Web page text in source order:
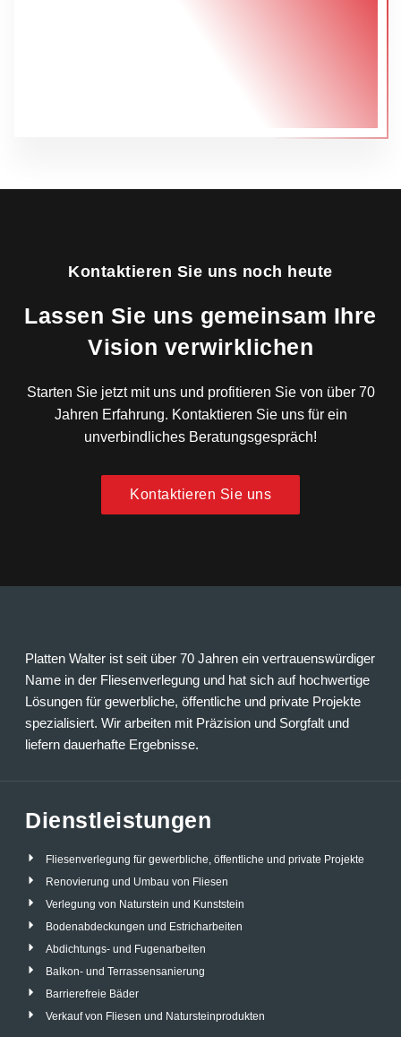
Kontaktieren Sie uns noch heute
Lassen Sie uns gemeinsam Ihre
Vision verwirklichen
Starten Sie jetzt mit uns und profitieren Sie von über 70
Jahren Erfahrung. Kontaktieren Sie uns für ein
unverbindliches Beratungsgespräch!
Kontaktieren Sie uns
Platten Walter ist seit über 70 Jahren ein vertrauenswürdiger
Name in der Fliesenverlegung und hat sich auf hochwertige
Lösungen für gewerbliche, öffentliche und private Projekte
spezialisiert. Wir arbeiten mit Präzision und Sorgfalt und
liefern dauerhafte Ergebnisse.
Dienstleistungen
Fliesenverlegung für gewerbliche, öffentliche und private Projekte
Renovierung und Umbau von Fliesen
Verlegung von Naturstein und Kunststein
Bodenabdeckungen und Estricharbeiten
Abdichtungs- und Fugenarbeiten
Balkon- und Terrassensanierung
Barrierefreie Bäder
Verkauf von Fliesen und Natursteinprodukten